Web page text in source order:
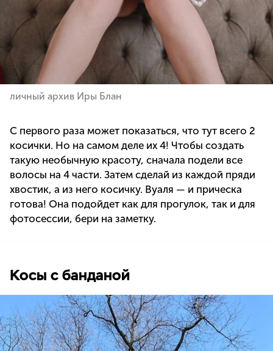
личный архив Иры Блан
С первого раза может показаться, что тут всего 2
косички. Но на самом деле их 4! Чтобы создать
такую необычную красоту, сначала подели все
волосы на 4 части. Затем сделай из каждой пряди
хвостик, а из него косичку. Вуаля — и прическа
готова! Она подойдет как для прогулок, так и для
фотосессии, бери на заметку.
Косы с банданой